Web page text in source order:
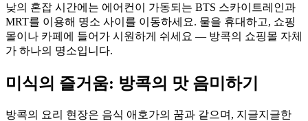
낮의 혼잡 시간에는 에어컨이 가동되는 BTS 스카이트레인과
MRT를 이용해 명소 사이를 이동하세요. 물을 휴대하고, 쇼핑
몰이나 카페에 들어가 시원하게 쉬세요 — 방콕의 쇼핑몰 자체
가 하나의 명소입니다.
미식의 즐거움: 방콕의 맛 음미하기
방콕의 요리 현장은 음식 애호가의 꿈과 같으며, 지글지글한